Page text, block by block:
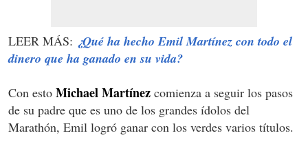
LEER MÁS: ¿Qué ha hecho Emil Martínez con todo el
dinero que ha ganado en su vida?
Con esto Michael Martínez comienza a seguir los pasos
de su padre que es uno de los grandes ídolos del
Marathón, Emil logró ganar con los verdes varios títulos.